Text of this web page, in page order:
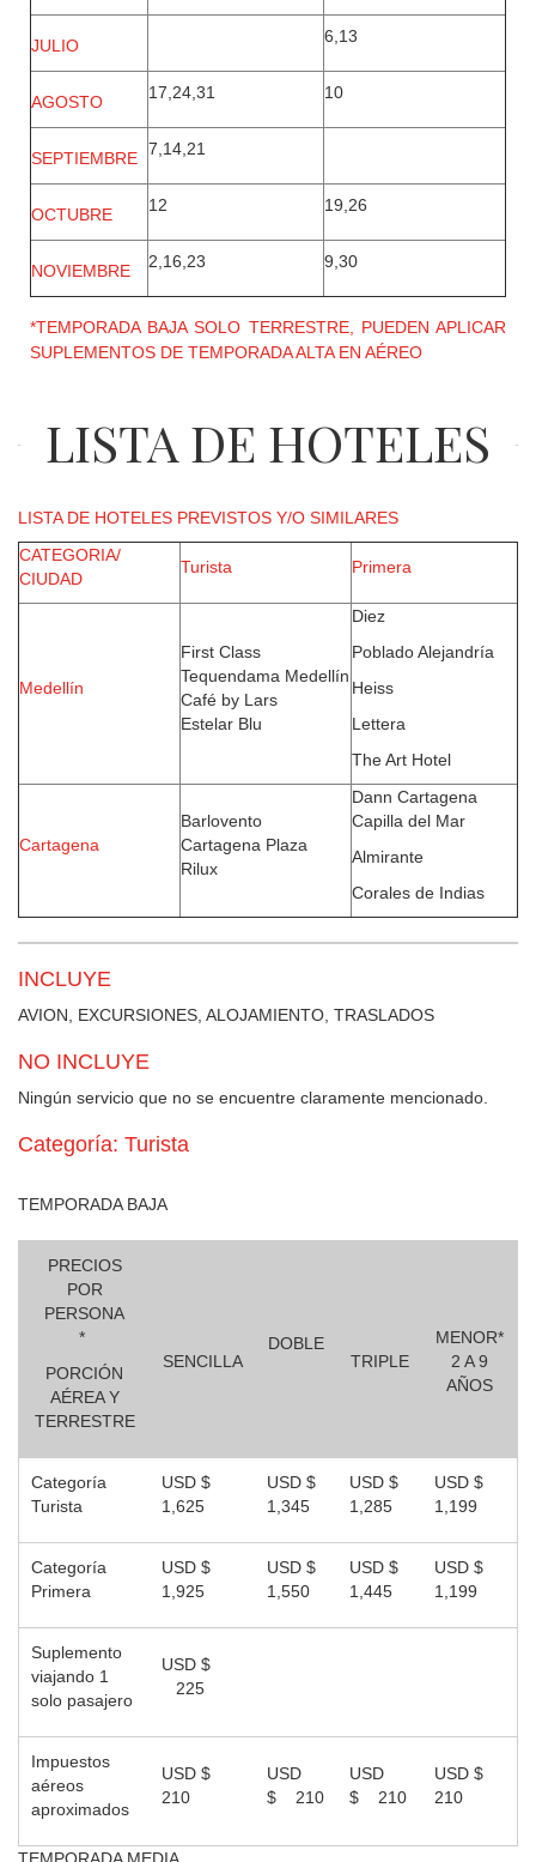
JULIO 6,13
AGOSTO 17,24,31 10
SEPTIEMBRE 7,14,21
OCTUBRE 12 19,26
NOVIEMBRE 2,16,23 9,30
*TEMPORADA BAJA SOLO TERRESTRE, PUEDEN APLICAR
SUPLEMENTOS DE TEMPORADA ALTA EN AÉREO
LISTA DE HOTELES
LISTA DE HOTELES PREVISTOS Y/O SIMILARES
CATEGORIA/
CIUDAD
Turista Primera
Medellín
First Class
Tequendama Medellín
Café by Lars
Estelar Blu
Diez
Poblado Alejandría
Heiss
Lettera
The Art Hotel
Cartagena
Barlovento
Cartagena Plaza
Rilux
Dann Cartagena
Capilla del Mar
Almirante
Corales de Indias
INCLUYE
AVION, EXCURSIONES, ALOJAMIENTO, TRASLADOS
NO INCLUYE
Ningún servicio que no se encuentre claramente mencionado.
Categoría: Turista
TEMPORADA BAJA
PRECIOS
POR
PERSONA
*
PORCIÓN
AÉREA Y
TERRESTRE
SENCILLA
DOBLE
TRIPLE
MENOR*
2 A 9
AÑOS
Categoría
Turista
USD $
1,625
USD $
1,345
USD $
1,285
USD $
1,199
Categoría
Primera
USD $
1,925
USD $
1,550
USD $
1,445
USD $
1,199
Suplemento
viajando 1
solo pasajero
USD $
225
Impuestos
aéreos
aproximados
USD $
210
USD
$ 210
USD
$ 210
USD $
210
TEMPORADA MEDIA